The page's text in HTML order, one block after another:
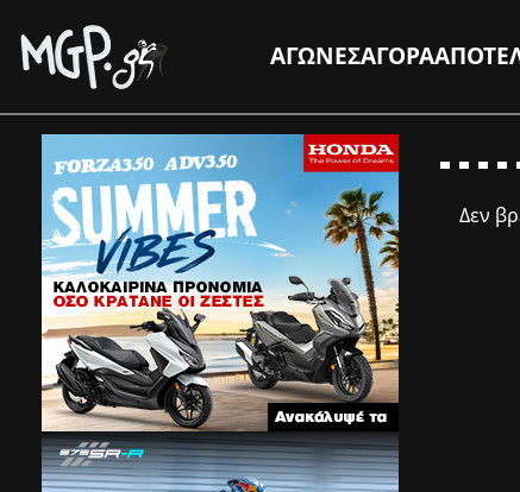
ΑΓΩΝΕΣΑΓΟΡΑ
Δεν